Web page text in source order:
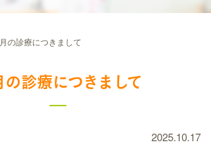
の診療につきまして
の診療につきまして
2025.10.17